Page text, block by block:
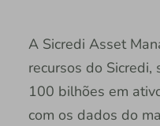
A Sicredi Asset
recursos do Sicredi,
100 bilhões em
com os dados do